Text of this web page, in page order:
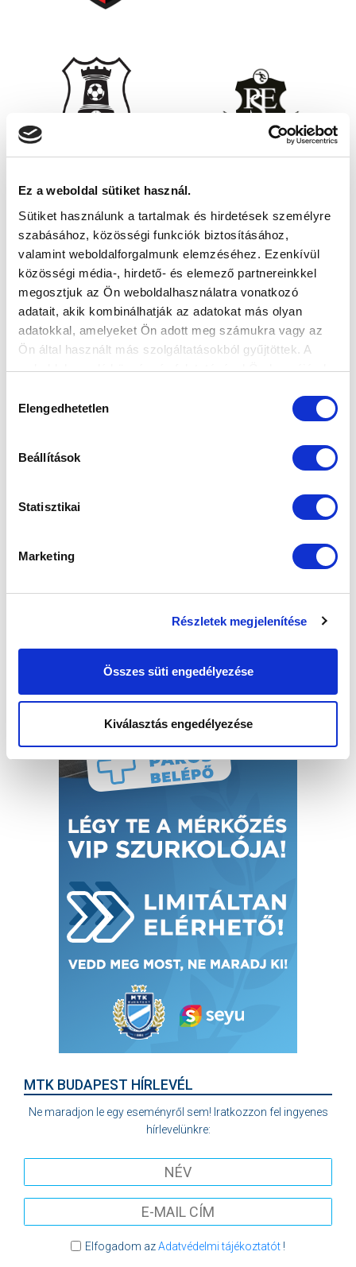
Ez a weboldal sütiket használ.
Sütiket használunk a tartalmak és hirdetések személyre
szabásához, közösségi funkciók biztosításához,
valamint weboldalforgalmunk elemzéséhez. Ezenkívül
közösségi média-, hirdető- és elemező partnereinkkel
megosztjuk az Ön weboldalhasználatra vonatkozó
adatait, akik kombinálhatják az adatokat más olyan
adatokkal, amelyeket Ön adott meg számukra vagy az
Ön által használt más szolgáltatásokból gyűjtöttek. A
weboldalon való böngészés folytatásával Ön hozzájárul a
kiválasztása
Elengedhetetlen
Beállítások
Statisztikai
Marketing
Részletek megjelenítése
Összes süti engedélyezése
Kiválasztás engedélyezése
MTK BUDAPEST HÍRLEVÉL
Ne maradjon le egy eseményről sem! Iratkozzon fel ingyenes
hírlevelünkre:
Elfogadom azAdatvédelmi tájékoztatót!